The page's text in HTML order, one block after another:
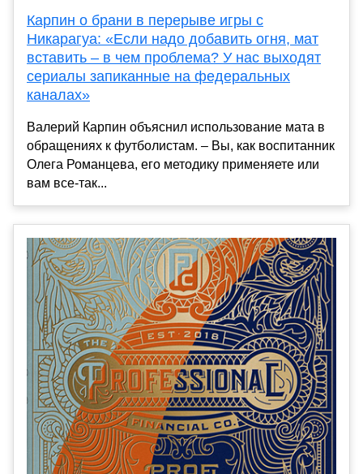
Карпин о брани в перерыве игры с
Никарагуа: «Если надо добавить огня, мат
вставить – в чем проблема? У нас выходят
сериалы запиканные на федеральных
каналах»
Валерий Карпин объяснил использование мата в
обращениях к футболистам. – Вы, как воспитанник
Олега Романцева, его методику применяете или
вам все-так...